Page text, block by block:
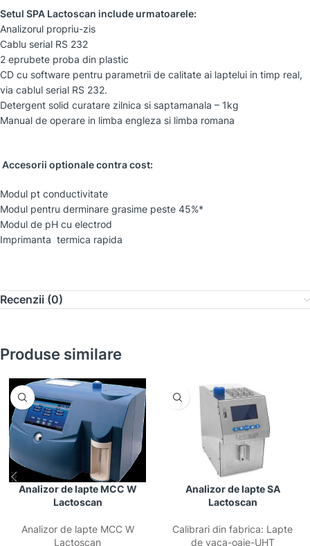
Setul SPA Lactoscan include urmatoarele:
Analizorul propriu-zis
Cablu serial RS 232
2 eprubete proba din plastic
CD cu software pentru parametrii de calitate ai laptelui in timp real,
via cablul serial RS 232.
Detergent solid curatare zilnica si saptamanala – 1kg
Manual de operare in limba engleza si limba romana
Accesorii optionale contra cost:
Modul pt conductivitate
Modul pentru derminare grasime peste 45%*
Modul de pH cu electrod
Imprimanta termica rapida
Recenzii (0)
Produse similare
Analizor de lapte MCC W
Lactoscan
Analizor de lapte MCC W
Lactoscan
Analizor de lapte SA
Lactoscan
Calibrari din fabrica: Lapte
de vaca-oaie-UHT